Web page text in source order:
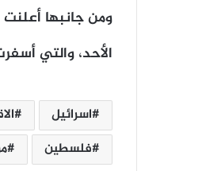
ومن جانبها
الأحد، والتي أسفرت عن سقوط
اسرائيل
فلسطين